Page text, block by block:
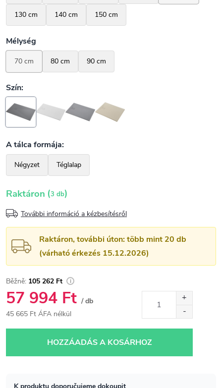
Raktáron (3 db)
További információ a kézbesítésről
Raktáron, további úton: több mint 20 db
(várható érkezés 15.12.2026)
105 262 Ft
57 994 Ft / db
45 665 Ft ÁFA nélkül
HOZZÁADÁS A KOSÁRHOZ